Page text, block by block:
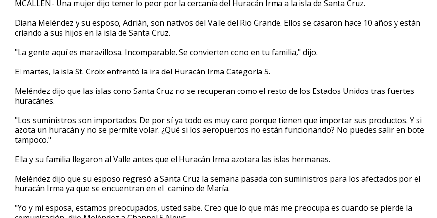
of
minutes,
26
MCALLEN- Una mujer dijo temer lo peor por la cercanía del Huracán Irma a la isla de Santa Cruz.
Diana Meléndez y su esposo, Adrián, son nativos del Valle del Rio Grande. Ellos se casaron hace 10 años y están
criando a sus hijos en la isla de Santa Cruz.
"La gente aquí es maravillosa. Incomparable. Se convierten cono en tu familia," dijo.
El martes, la isla St. Croix enfrentó la ira del Huracán Irma Categoría 5.
Meléndez dijo que las islas cono Santa Cruz no se recuperan como el resto de los Estados Unidos tras fuertes
huracánes.
"Los suministros son importados. De por sí ya todo es muy caro porque tienen que importar sus productos. Y si
azota un huracán y no se permite volar. ¿Qué si los aeropuertos no están funcionando? No puedes salir en bote
tampoco."
Ella y su familia llegaron al Valle antes que el Huracán Irma azotara las islas hermanas.
Meléndez dijo que su esposo regresó a Santa Cruz la semana pasada con suministros para los afectados por el
huracán Irma ya que se encuentran en el camino de María.
"Yo y mi esposa, estamos preocupados, usted sabe. Creo que lo que más me preocupa es cuando se pierde la